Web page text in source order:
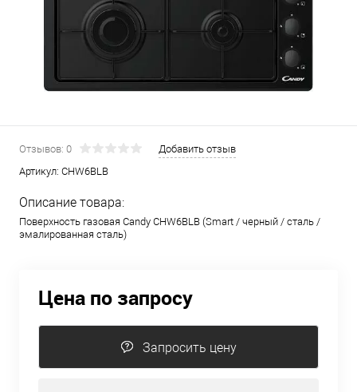
Отзывов: 0
Добавить отзыв
Артикул: CHW6BLB
Описание товара:
Поверхность газовая Candy CHW6BLB (Smart / черный / сталь /
эмалированная сталь)
Цена по запросу
Запросить цену